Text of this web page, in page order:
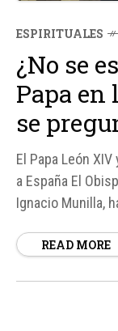
ESPIRITUALES
¿No se
Papa en
se
El Papa León
a España El
Ignacio Munilla,
enfrentarREAD MORE